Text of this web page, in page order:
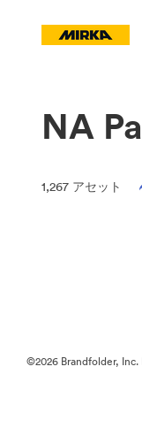
NA
1,267 アセット
©2026 Brandfolder,